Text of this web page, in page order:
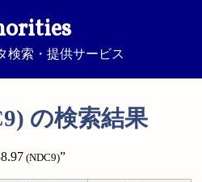
検索・提供サービス
の検索結果
(NDC9)”